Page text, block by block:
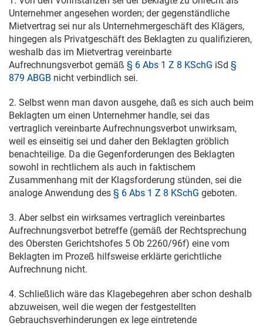
Unternehmer angesehen worden; der gegenständliche
Mietvertrag sei nur als Unternehmergeschäft des Klägers,
hingegen als Privatgeschäft des Beklagten zu qualifizieren,
weshalb das im Mietvertrag vereinbarte
Aufrechnungsverbot gemäß § 6 Abs 1 Z 8 KSchG iSd §
879 ABGB nicht verbindlich sei.
2. Selbst wenn man davon ausgehe, daß es sich auch beim
Beklagten um einen Unternehmer handle, sei das
vertraglich vereinbarte Aufrechnungsverbot unwirksam,
weil es einseitig sei und daher den Beklagten gröblich
benachteilige. Da die Gegenforderungen des Beklagten
sowohl in rechtlichem als auch in faktischem
Zusammenhang mit der Klagsforderung stünden, sei die
analoge Anwendung des § 6 Abs 1 Z 8 KSchG geboten.
3. Aber selbst ein wirksames vertraglich vereinbartes
Aufrechnungsverbot betreffe (gemäß der Rechtsprechung
des Obersten Gerichtshofes 5 Ob 2260/96f) eine vom
Beklagten im Prozeß hilfsweise erklärte gerichtliche
Aufrechnung nicht.
4. Schließlich wäre das Klagebegehren aber schon deshalb
abzuweisen, weil die wegen der festgestellten
Gebrauchsverhinderungen ex lege eintretende